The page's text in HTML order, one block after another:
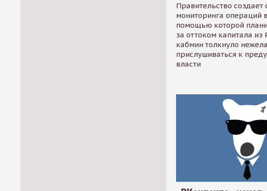
Правительство создает
мониторинга операций
помощью которой
за оттоком капитала из
кабмин толкнуло
прислушиваться к
власти